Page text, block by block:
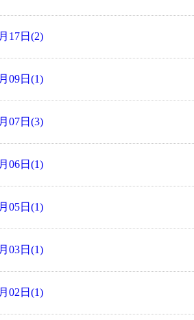
17日(2)
09日(1)
07日(3)
06日(1)
05日(1)
03日(1)
02日(1)